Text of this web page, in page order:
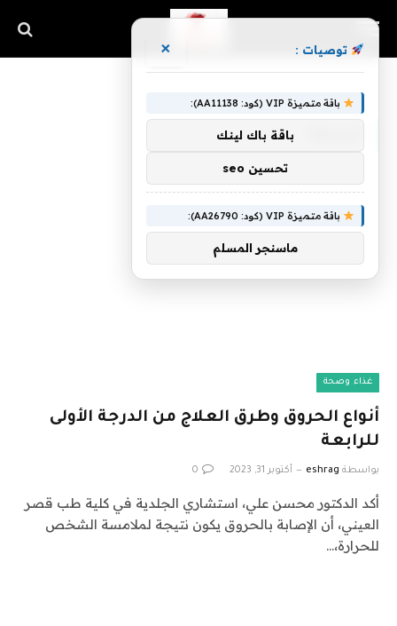
غذاء وصحة
أنواع الحروق وطرق العلاج من الدرجة الأولى
للرابعة
بواسطة eshrag أكتوبر 31, 2023 0
أكد الدكتور محسن علي، استشاري الجلدية في كلية طب قصر
العيني، أن الإصابة بالحروق يكون نتيجة لملامسة الشخص
للحرارة،…
توصيات : ×
باقة متميزة VIP (كود: AA11138):
باقة باك لينك
تحسين seo
باقة متميزة VIP (كود: AA26790):
ماسنجر المسلم